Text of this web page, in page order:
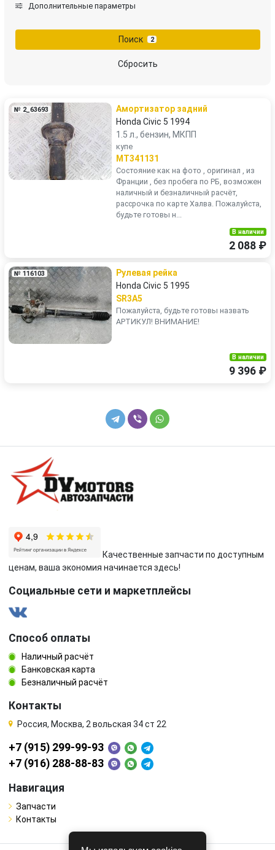
Дополнительные параметры
Поиск 2
Сбросить
№ 2_63693
Амортизатор задний
Honda Civic 5 1994
1.5 л., бензин, МКПП
купе
MT341131
Состояние как на фото , оригинал , из
Франции , без пробега по РБ, возможен
наличный и безналичный расчёт,
рассрочка по карте Халва. Пожалуйста,
будьте готовы н...
В наличии
2 088 ₽
№ 116103
Рулевая рейка
Honda Civic 5 1995
SR3A5
Пожалуйста, будьте готовы назвать
АРТИКУЛ! ВНИМАНИЕ!
В наличии
9 396 ₽
Качественные запчасти по доступным
ценам, ваша экономия начинается здесь!
Социальные сети и маркетплейсы
Способ оплаты
Наличный расчёт
Банковская карта
Безналичный расчёт
Контакты
Россия, Москва, 2 вольская 34 ст 22
+7 (915) 299-99-93
+7 (916) 288-88-83
Навигация
Запчасти
Контакты